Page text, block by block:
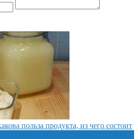
польза продукта, из чего состоит